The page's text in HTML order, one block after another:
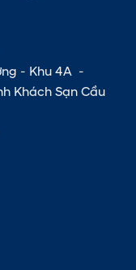
- Khu 4A -
Khách Sạn Cầu